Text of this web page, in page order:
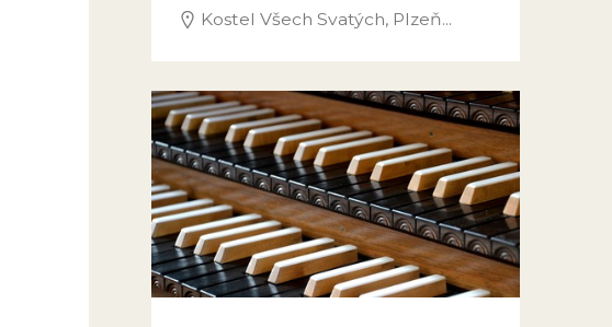
Kostel Všech Svatých, Plzeň...
Obrázek novinky